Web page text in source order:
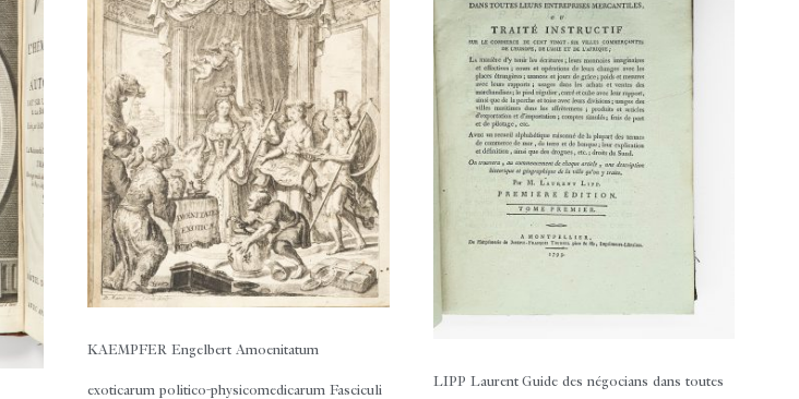
KAEMPFER Engelbert Amoenitatum
exoticarum politico-physicomedicarum Fasciculi
LIPP LaurentGuide des négocians dans toutes